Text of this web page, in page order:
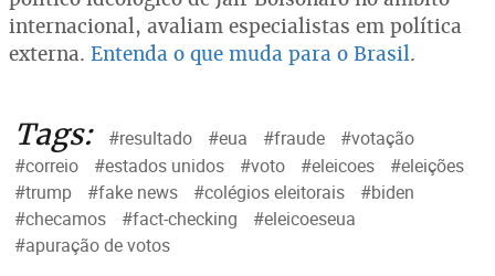
internacional, avaliam especialistas em política
externa. Entenda o que muda para o Brasil.
Tags: #resultado #eua #fraude
#votação
#correio
#estados unidos #voto #eleicoes
#eleições
#trump
#fake news #colégios eleitorais
#biden
#checamos
#fact-checking
#eleicoeseua
#apuração de votos